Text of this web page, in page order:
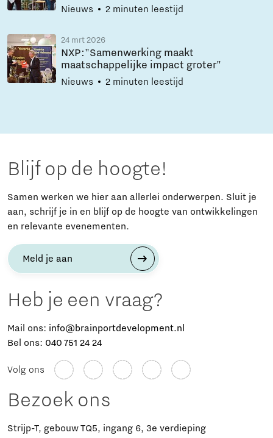
Nieuws 2 minuten leestijd
24 mrt 2026
NXP:"Samenwerking maakt
maatschappelijke impact groter"
Nieuws 2 minuten leestijd
Blijf op de hoogte!
Samen werken we hier aan allerlei onderwerpen. Sluit je
aan, schrijf je in en blijf op de hoogte van ontwikkelingen
en relevante evenementen.
Meld je aan
Heb je een vraag?
Mail ons: info@brainportdevelopment.nl
Bel ons: 040 751 24 24
Volg ons
Bezoek ons
Strijp-T, gebouw TQ5, ingang 6, 3e verdieping